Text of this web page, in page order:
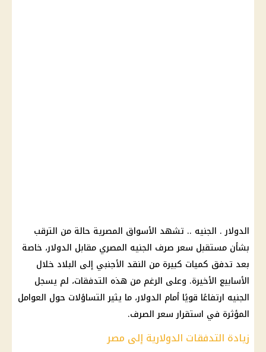
الدولار . الجنيه .. تشهد الأسواق المصرية حالة من الترقب
بشأن مستقبل سعر صرف الجنيه المصري مقابل الدولار، خاصة
بعد تدفق كميات كبيرة من النقد الأجنبي إلى البلاد خلال
الأسابيع الأخيرة. وعلى الرغم من هذه التدفقات، لم يسجل
الجنيه ارتفاعًا قويًا أمام الدولار، ما يثير التساؤلات حول العوامل
المؤثرة في استقرار سعر الصرف.
زيادة التدفقات الدولارية إلى مصر